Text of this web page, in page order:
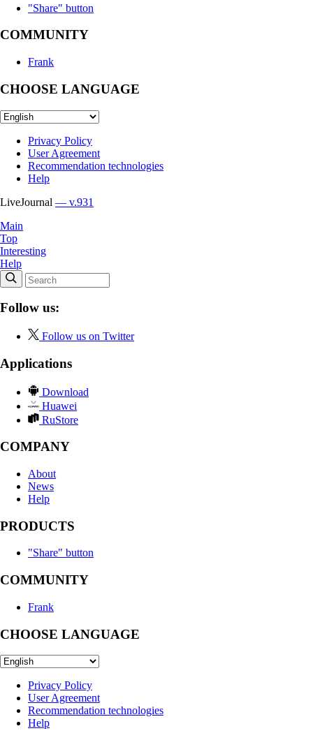
"Share" button
COMMUNITY
Frank
CHOOSE LANGUAGE
Privacy Policy
User Agreement
Recommendation technologies
Help
LiveJournal — v.931
Main
Top
Interesting
Help
Follow us:
Follow us on Twitter
Applications
Download
Huawei
RuStore
COMPANY
About
News
Help
PRODUCTS
"Share" button
COMMUNITY
Frank
CHOOSE LANGUAGE
Privacy Policy
User Agreement
Recommendation technologies
Help